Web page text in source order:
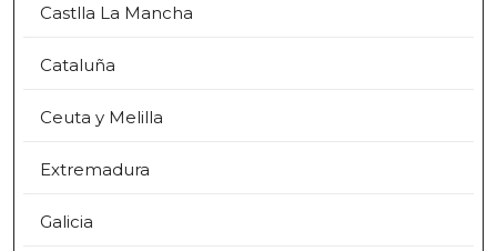
Castlla La Mancha
Cataluña
Ceuta y Melilla
Extremadura
Galicia